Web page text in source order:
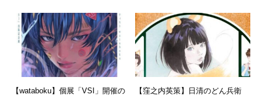
【wataboku】個展「VSI」開催の
【窪之内英策】日清のどん兵衛